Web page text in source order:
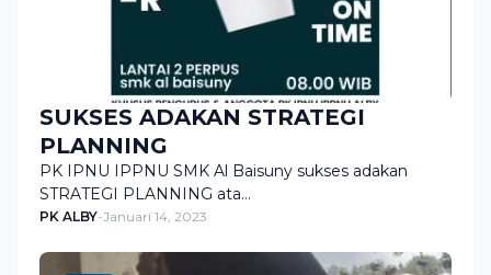
SUKSES ADAKAN STRATEGI
PLANNING
PK IPNU IPPNU SMK Al Baisuny sukses adakan
STRATEGI PLANNING ata…
PK ALBY-Januari 14, 2023